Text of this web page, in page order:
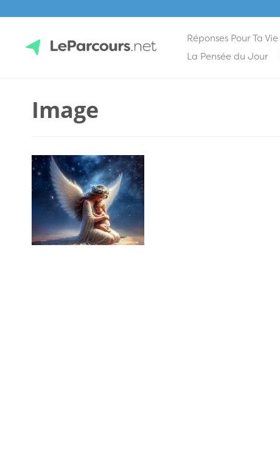
Réponses Pour Ta Vie
La Pensée du Jour
Image